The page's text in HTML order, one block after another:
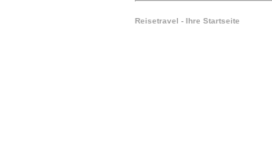
Reisetravel - Ihre Startseite